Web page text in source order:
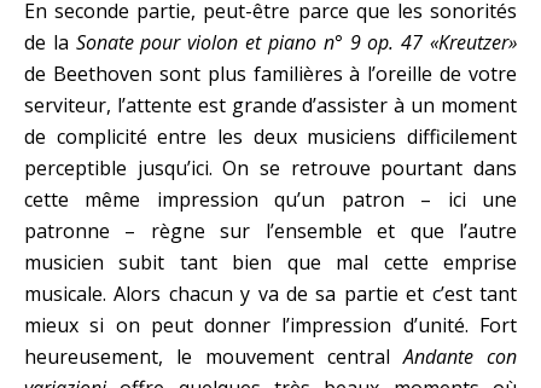
En seconde partie, peut-être parce que les sonorités
de la Sonate pour violon et piano n° 9 op. 47 «Kreutzer»
de Beethoven sont plus familières à l’oreille de votre
serviteur, l’attente est grande d’assister à un moment
de complicité entre les deux musiciens difficilement
perceptible jusqu’ici. On se retrouve pourtant dans
cette même impression qu’un patron – ici une
patronne – règne sur l’ensemble et que l’autre
musicien subit tant bien que mal cette emprise
musicale. Alors chacun y va de sa partie et c’est tant
mieux si on peut donner l’impression d’unité. Fort
heureusement, le mouvement centralAndante con